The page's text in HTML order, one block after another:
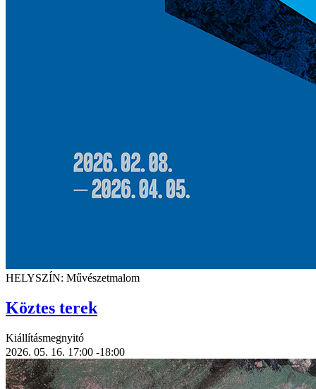
HELYSZÍN: Művészetmalom
Köztes terek
Kiállításmegnyitó
2026. 05. 16. 17:00 -18:00